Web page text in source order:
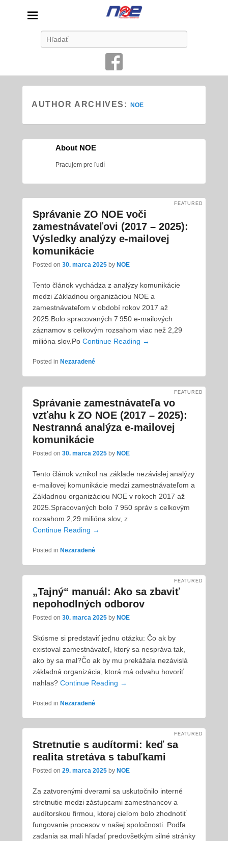
Nové odbory energetikov
AUTHOR ARCHIVES:NOE
About NOE
Pracujem pre ľudí
Správanie ZO NOE voči
zamestnávateľovi (2017 – 2025):
Výsledky analýzy e-mailovej
komunikácie
FEATURED
Posted on 30. marca 2025 by NOE
Tento článok vychádza z analýzy komunikácie
medzi Základnou organizáciou NOE a
zamestnávateľom v období rokov 2017 až
2025.Bolo spracovaných 7 950 e-mailových
záznamov s celkovým rozsahom viac než 2,29
milióna slov.Po Continue Reading →
Posted in Nezaradené
Správanie zamestnávateľa vo
vzťahu k ZO NOE (2017 – 2025):
Nestranná analýza e-mailovej
komunikácie
FEATURED
Posted on 30. marca 2025 by NOE
Tento článok vznikol na základe nezávislej analýzy
e-mailovej komunikácie medzi zamestnávateľom a
Základnou organizáciou NOE v rokoch 2017 až
2025.Spracovaných bolo 7 950 správ s celkovým
rozsahom 2,29 milióna slov, z
Continue Reading →
Posted in Nezaradené
„Tajný“ manuál: Ako sa zbaviť
nepohodlných odborov
FEATURED
Posted on 30. marca 2025 by NOE
Skúsme si predstaviť jednu otázku: Čo ak by
existoval zamestnávateľ, ktorý sa nespráva tak,
ako by sa mal?Čo ak by mu prekážala nezávislá
základná organizácia, ktorá má odvahu hovoriť
nahlas? Continue Reading →
Posted in Nezaradené
Stretnutie s audítormi: keď sa
realita stretáva s tabuľkami
FEATURED
Posted on 29. marca 2025 by NOE
Za zatvorenými dverami sa uskutočnilo interné
stretnutie medzi zástupcami zamestnancov a
audítorskou firmou, ktorej cieľom bolo zhodnotiť
fungovanie procesov v našej spoločnosti. Podľa
zadania sa mali hľadať predovšetkým silné stránky